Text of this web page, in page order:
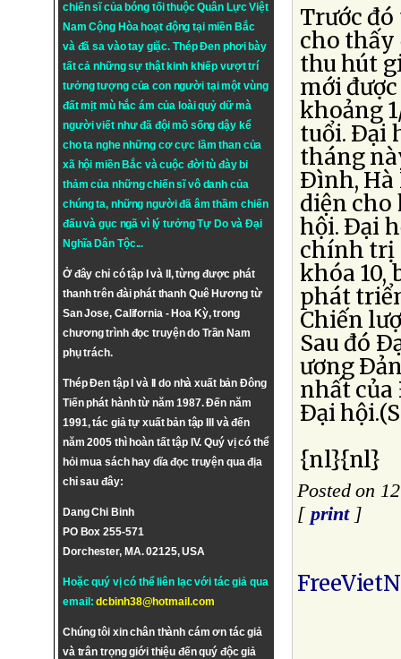
chiến sĩ của bóng tối thuộc Quân Lực Việt
Nam Cộng Hòa hoạt động tại miền Bắc
và đã sa vào tay giặc. Thép Đen phơi bày
tất cả những sự thật kinh khiếp vượt trí
tưởng tượng của con người tại một vùng
đất mịt mù hắc ám của loài quỷ dữ mà
người viết như đã đội mồ sống dậy kể
cho ta nghe những cơ cực lầm than của
xã hội miền Bắc và cuộc đời tù đày bi
thảm của những chiến sĩ vô danh của
chúng ta, những người đã âm thầm chiến
đấu và gục ngã vì lý tưởngTự DovàĐại
Nghĩa Dân Tộc...
Ở đây chỉ có tập I và II, từng được phát
thanh trên đài phát thanh Quê Hương từ
San Jose, California - Hoa Kỳ, trong
chương trình đọc truyện do Trần Nam
phụ trách.
Thép Đen tập I và II do nhà xuất bản Đông
Tiến phát hành từ năm 1987. Đến năm
1991, tác giả tự xuất bản tập III và đến
năm 2005 thì hoàn tất tập IV. Quý vị có thể
hỏi mua sách hay dĩa đọc truyện qua địa
chỉ sau đây:
Dang Chi Binh
PO Box 255-571
Dorchester, MA. 02125, USA
Hoặc quý vị có thể liên lạc với tác giả qua
email:dcbinh38@hotmail.com
Chúng tôi xin chân thành cám ơn tác giả
và trân trọng giới thiệu đến quý độc giả
Trước
cho thấy
thu hút
mới
khoảng
tuổi. Ðại
tháng
Ðình, Hà
diện cho
hội. Ðại
chính trị
khóa 10,
phát
Chiến
Sau đó
ương
nhất của
Ðại
{nl}{nl}
Posted on
[ print]